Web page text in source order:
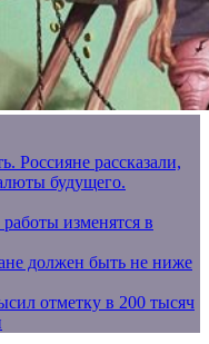
Россияне рассказали,
будущего.
изменятся в
должен быть не ниже
отметку в 200 тысяч